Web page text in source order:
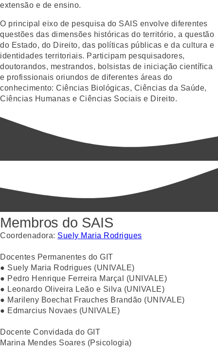
extensão e de ensino.
O principal eixo de pesquisa do SAIS envolve diferentes
questões das dimensões históricas do território, a questão
do Estado, do Direito, das políticas públicas e da cultura e
identidades territoriais. Participam pesquisadores,
doutorandos, mestrandos, bolsistas de iniciação científica
e profissionais oriundos de diferentes áreas do
conhecimento: Ciências Biológicas, Ciências da Saúde,
Ciências Humanas e Ciências Sociais e Direito.
Membros do SAIS
Coordenadora: Suely Maria Rodrigues
Docentes Permanentes do GIT
● Suely Maria Rodrigues (UNIVALE)
● Pedro Henrique Ferreira Marçal (UNIVALE)
● Leonardo Oliveira Leão e Silva (UNIVALE)
● Marileny Boechat Frauches Brandão (UNIVALE)
● Edmarcius Novaes (UNIVALE)
Docente Convidada do GIT
Marina Mendes Soares (Psicologia)